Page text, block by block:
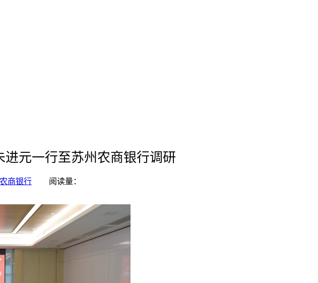
元一行至苏州农商银行调研
商银行 阅读量：